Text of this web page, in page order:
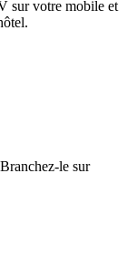
sur votre mobile et
le sur